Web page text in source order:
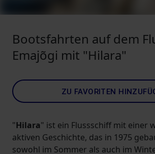
Bootsfahrten auf dem
Emajõgi mit "Hilara"
ZU FAVORITEN
"Hilara" ist ein Flussschiff mit einer
aktiven Geschichte, das in 1975
sowohl im Sommer als auch im